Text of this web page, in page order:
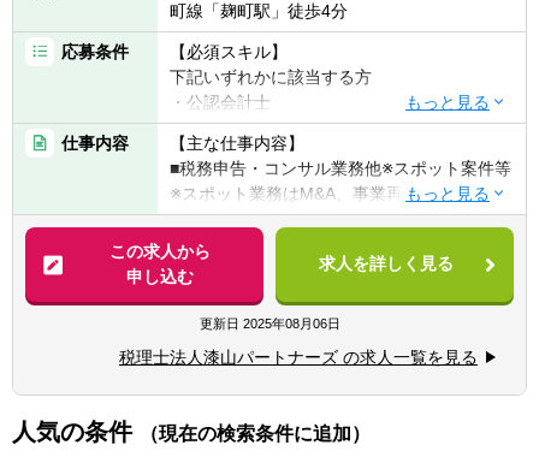
町線「麹町駅」徒歩4分
応募条件
【必須スキル】
下記いずれかに該当する方
・公認会計士
・税理士
・税理士科目合格者
・会計事務所で3年以上勤務経験があり申告
書を作成出来る方
【歓迎条件】
自分で前向きに物事を捉え、自ら動ける方を
歓迎いたします。
仕事内容
【主な仕事内容】
■税務申告・コンサル業務他※スポット案件等
※スポット業務はM&A、事業再生、相続等多
岐に渡ります。
【クライアント】
約500件のクライアントがいます。中小企業
から上場子会社まで様々な規模、業種のお客
様がいます。
※多くの案件が紹介によるものですので、営
業もほとんどございません。
【担当企業数】
この求人から
申し込む
求人を詳しく見る
更新日 2025年08月06日
税理士法人漆山パートナーズ の求人一覧を見る
人気の条件 （現在の検索条件に追加）